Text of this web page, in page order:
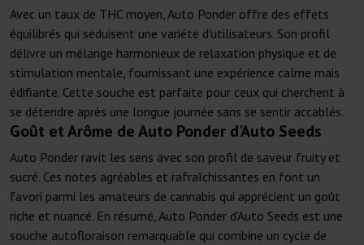
Avec un taux de THC moyen, Auto Ponder offre des effets
équilibrés qui séduisent une variété d'utilisateurs. Son profil
délivre un mélange harmonieux de relaxation physique et de
stimulation mentale, fournissant une expérience calme mais
édifiante. Cette souche est parfaite pour ceux qui cherchent à
se détendre après une longue journée sans se sentir accablés.
Goût et Arôme de Auto Ponder d'Auto Seeds
Auto Ponder ravit les sens avec son profil de saveur fruity et
sucré. Ces notes agréables et rafraîchissantes en font un
favori parmi les amateurs de cannabis qui apprécient un goût
riche et nuancé. En résumé, Auto Ponder d'Auto Seeds est une
souche autofloraison remarquable qui combine un cycle de